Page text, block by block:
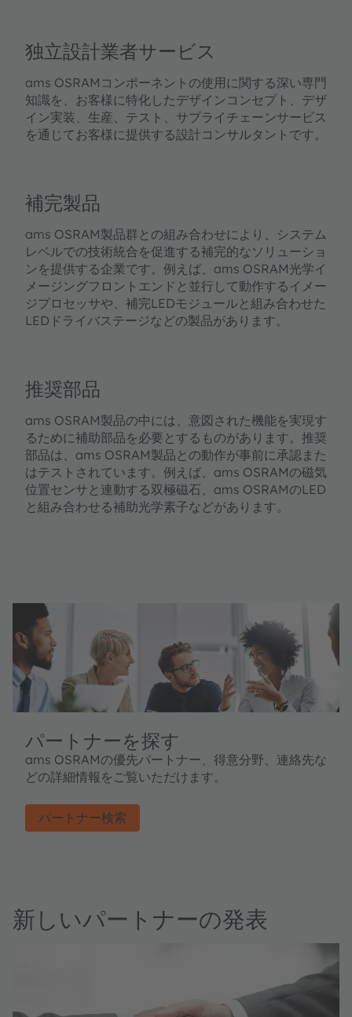
独立設計業者サービス
ams OSRAMコンポーネントの使用に関する深い専門
知識を、お客様に特化したデザインコンセプト、デザ
イン実装、生産、テスト、サプライチェーンサービス
を通じてお客様に提供する設計コンサルタントです。
補完製品
ams OSRAM製品群との組み合わせにより、システム
レベルでの技術統合を促進する補完的なソリューショ
ンを提供する企業です。例えば、ams OSRAM光学イ
メージングフロントエンドと並行して動作するイメー
ジプロセッサや、補完LEDモジュールと組み合わせた
LEDドライバステージなどの製品があります。
推奨部品
ams OSRAM製品の中には、意図された機能を実現す
るために補助部品を必要とするものがあります。推奨
部品は、ams OSRAM製品との動作が事前に承認また
はテストされています。例えば、ams OSRAMの磁気
位置センサと連動する双極磁石、ams OSRAMのLED
と組み合わせる補助光学素子などがあります。
パートナーを探す
ams OSRAMの優先パートナー、得意分野、連絡先な
どの詳細情報をご覧いただけます。
パートナー検索
新しいパートナーの発表